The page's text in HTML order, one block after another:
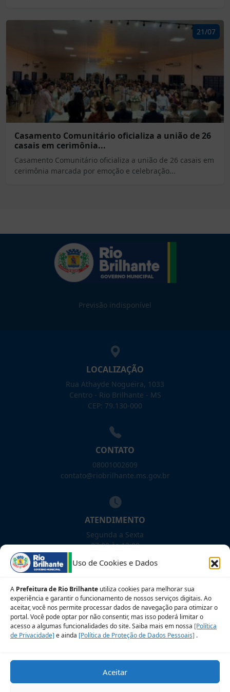
Uso de Cookies e Dados
A Prefeitura de Rio Brilhante utiliza cookies para melhorar sua
experiência e garantir o funcionamento de nossos serviços digitais. Ao
aceitar, você nos permite processar dados de navegação para otimizar o
portal. Você pode optar por não consentir, mas isso poderá limitar o
acesso a algumas funcionalidades do site. Saiba mais em nossa [Política
de Privacidade] e ainda [Política de Proteção de Dados Pessoais] .
Aceitar
21/07
Casamento Comunitário oficializa a união de 26
casais em cerimônia...
Casamento Comunitário oficializa a união de 26 casais em
cerimônia marcada por emoção e celebração...
Previsão indisponível
LOCALIZAÇÃO
Rua Athayde Nogueira, 1033
Centro - Rio Brilhante - MS
CEP: 79.130-000
CONTATO
08001002609
contato@riobrilhante.ms.gov.br
ATENDIMENTO
Segunda a Sexta
07:00 às 13:00
NOSSAS REDES!
Siga para novidades
Sobre a LGPD
Perguntas frequentes
Avalie nosso site